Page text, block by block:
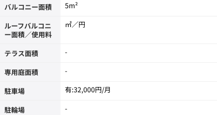
バルコニー面積 5m²
ルーフバルコニ
ー面積／使用料
㎡／円
テラス面積 -
専用庭面積 -
駐車場 有:32,000円/月
駐輪場 -